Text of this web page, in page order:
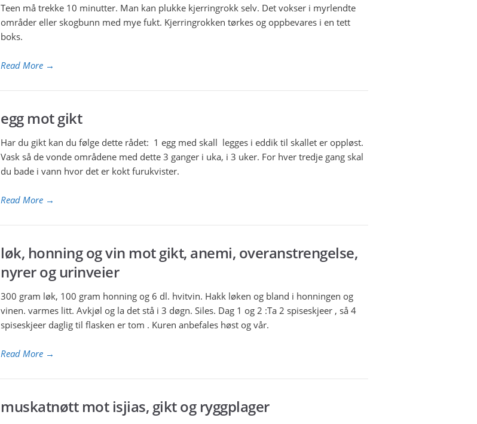
Teen må trekke 10 minutter. Man kan plukke kjerringrokk selv. Det vokser i myrlendte
områder eller skogbunn med mye fukt. Kjerringrokken tørkes og oppbevares i en tett
boks.
Read More →
egg mot gikt
Har du gikt kan du følge dette rådet: 1 egg med skall legges i eddik til skallet er oppløst.
Vask så de vonde områdene med dette 3 ganger i uka, i 3 uker. For hver tredje gang skal
du bade i vann hvor det er kokt furukvister.
Read More →
løk, honning og vin mot gikt, anemi, overanstrengelse,
nyrer og urinveier
300 gram løk, 100 gram honning og 6 dl. hvitvin. Hakk løken og bland i honningen og
vinen. varmes litt. Avkjøl og la det stå i 3 døgn. Siles. Dag 1 og 2 :Ta 2 spiseskjeer , så 4
spiseskjeer daglig til flasken er tom . Kuren anbefales høst og vår.
Read More →
muskatnøtt mot isjias, gikt og ryggplager